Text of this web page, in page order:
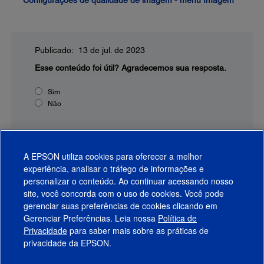
Publicado: 13 de jul. de 2023
Esse conteúdo foi útil? Agradecemos sua resposta.
Sim
Não
Produtos
Suporte
A EPSON utiliza cookies para oferecer a melhor
experiência, analisar o tráfego de informações e
personalizar o conteúdo. Ao continuar acessando nosso
site, você concorda com o uso de cookies. Você pode
gerenciar suas preferências de cookies clicando em
Gerenciar Preferências. Leia nossa Política de
Privacidade para saber mais sobre as práticas de
privacidade da EPSON.